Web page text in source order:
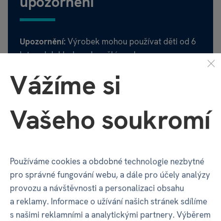
Upozornění: Výrobek mohou používat děti od 6
let pod dohledem dospělé osoby.
Likvidace a recyklace: Třídění elektroodpadu -
tento výrobek po skončení jeho životnosti
nevyhazujte do běžného směsného odpadu. Je
nutné jej odevzdat na vyhrazeném sběrném
negativním dopadům na životní prostředí. Třídění
obalů - obal tohoto výrobku je vyroben z
recyklovatelného papíru/lepenky. Po rozbalení
obal prosím vytřiďte a vhoďte do příslušného
(modrého) kontejneru na papír. Zpětný odběr
Více informací
Hodnocení0.5
1 x
0 %zákazníků doporučuje
Vážíme si
Vašeho soukromí
Používáme cookies a obdobné technologie nezbytné
pro správné fungování webu, a dále pro účely analýzy
provozu a návštěvnosti a personalizaci obsahu
a reklamy. Informace o užívání našich stránek sdílíme
s našimi reklamními a analytickými partnery. Výběrem